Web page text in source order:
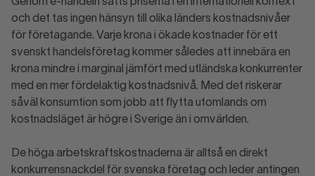
Genom e-handeln sätts priserna i en internationell kontext
och det tas ingen hänsyn till olika länders kostnadsnivåer
för företagande. Varje krona i ökade kostnader för ett
svenskt handelsföretag kommer således att innebära en
krona mindre i marginal jämfört med utländska konkurrenter
med en mer fördelaktig kostnadsnivå. Med det riskerar
såväl konsumtion som jobb att flytta utomlands om
kostnadsläget är högre i Sverige än i omvärlden.
De höga arbetskraftskostnaderna är alltså en direkt
konkurrensnackdel för svenska företag och leder antingen